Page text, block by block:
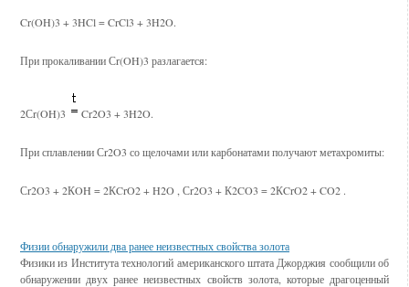
Cr(OH)3 + 3HCl = CrCl3 + 3H2O.
При прокаливании Сr(OH)3 разлагается:
2Сr(OH)3 Cr2O3 + 3H2O.
При сплавлении Сr2O3 со щелочами или карбонатами получают метахромиты:
Сr2O3 + 2КOH = 2КCrO2 + H2O­ , Сr2O3 + К2CO3 = 2КCrO2 + CO2­ .
Физии обнаружили два ранее неизвестных свойства золота
Физики из Института технологий американского штата Джорджия сообщили об
обнаружении двух ранее неизвестных свойств золота, которые драгоценный